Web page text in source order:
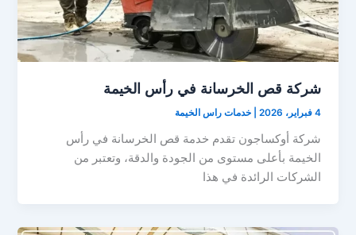
شركة قص الخرسانة في رأس الخيمة
4 فبراير، 2026 |خدمات راس الخيمة
شركة أوكساجون تقدم خدمة قص الخرسانة في رأس
الخيمة بأعلى مستوى من الجودة والدقة، وتعتبر من
الشركات الرائدة في هذا